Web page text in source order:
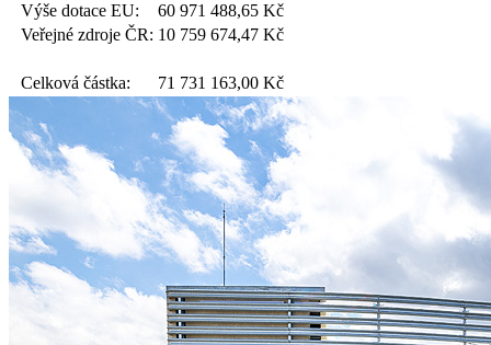
Výše dotace EU: 60 971 488,65 Kč
Veřejné zdroje ČR: 10 759 674,47 Kč
Celková částka: 71 731 163,00 Kč